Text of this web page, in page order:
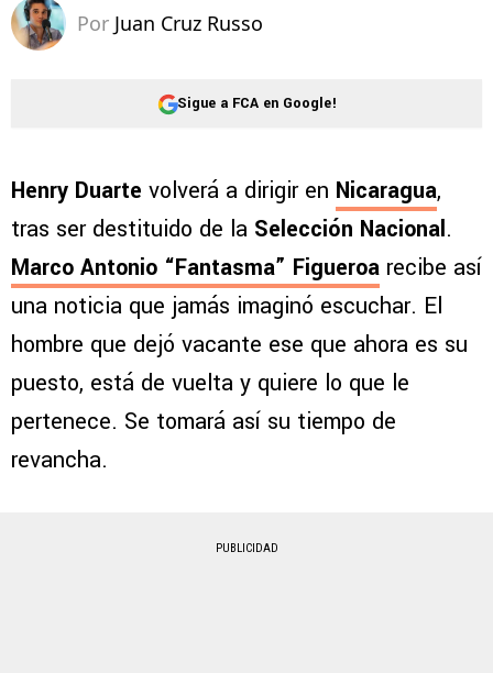
Por Juan Cruz Russo
Sigue a FCA en Google!
Henry Duarte volverá a dirigir en Nicaragua,
tras ser destituido de la Selección Nacional.
Marco Antonio “Fantasma” Figueroa recibe así
una noticia que jamás imaginó escuchar. El
hombre que dejó vacante ese que ahora es su
puesto, está de vuelta y quiere lo que le
pertenece. Se tomará así su tiempo de
revancha.
PUBLICIDAD